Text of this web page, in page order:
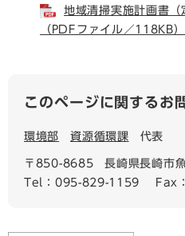
地域清掃実施計画書（
（PDFファイル／118KB）
このページに関するお
環境部 資源循環課 代表
〒850-8685
長崎県長崎市
Tel：095-829-1159
Fax